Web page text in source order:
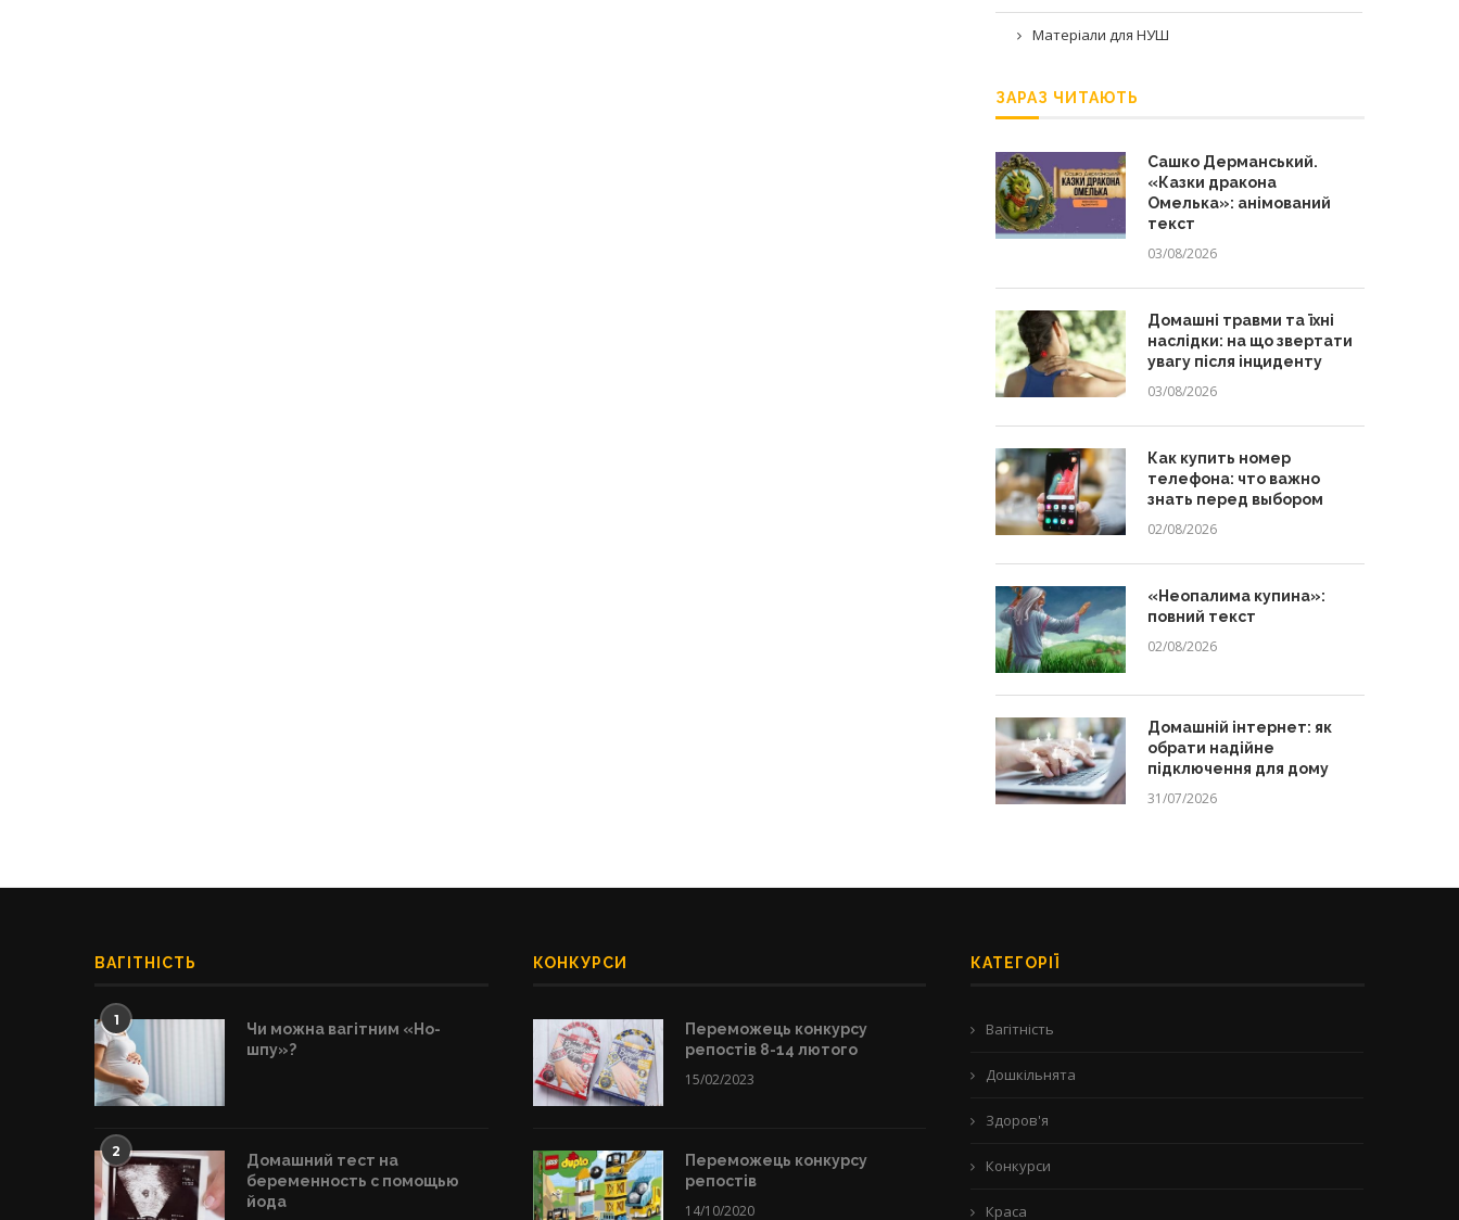
Матеріали для НУШ
ЗАРАЗ ЧИТАЮТЬ
Сашко Дерманський.
«Казки дракона
Омелька»: анімований
текст
03/08/2026
Домашні травми та їхні
наслідки: на що звертати
увагу після інциденту
03/08/2026
Как купить номер
телефона: что важно
знать перед выбором
02/08/2026
«Неопалима купина»:
повний текст
02/08/2026
Домашній інтернет: як
обрати надійне
підключення для дому
31/07/2026
ВАГІТНІСТЬ
1
Чи можна вагітним «Но-
шпу»?
2
Домашний тест на
беременность с помощью
йода
КОНКУРСИ
Переможець конкурсу
репостів 8-14 лютого
15/02/2023
Переможець конкурсу
репостів
14/10/2020
КАТЕГОРІЇ
Вагітність
Дошкільнята
Здоров'я
Конкурси
Краса